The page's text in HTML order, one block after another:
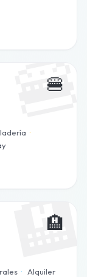
🍔
·
🏨
·
Alquiler